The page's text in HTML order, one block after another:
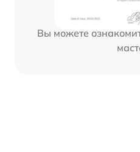
Вы можете